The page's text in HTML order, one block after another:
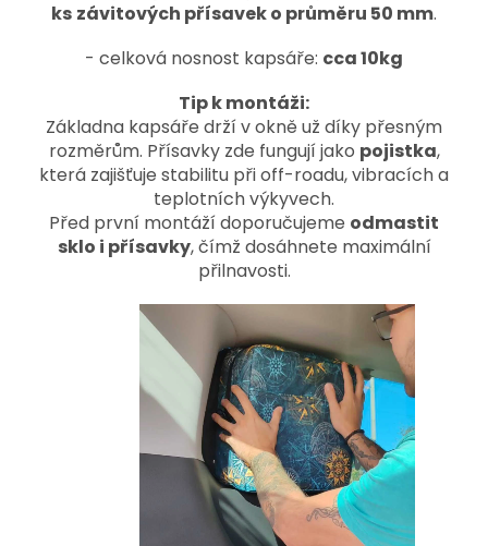
ks závitových přísavek o průměru 50 mm.
- celková nosnost kapsáře: cca 10kg
Tip k montáži:
Základna kapsáře drží v okně už díky přesným
rozměrům. Přísavky zde fungují jako pojistka,
která zajišťuje stabilitu při off-roadu, vibracích a
teplotních výkyvech.
Před první montáží doporučujeme odmastit
sklo i přísavky, čímž dosáhnete maximální
přilnavosti.